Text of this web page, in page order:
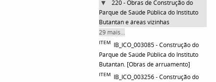
220 - Obras de Construção do
Parque de Saúde Pública do Instituto
Butantan e áreas vizinhas
29 mais...
ITEM IB_ICO_003085 - Construção do
Parque de Saúde Pública do Instituto
Butantan. [Obras de arruamento]
ITEM IB_ICO_003256 - Construção do